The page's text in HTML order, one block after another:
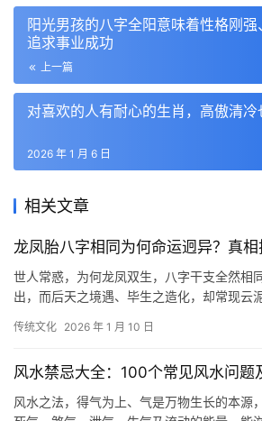
阳光男孩的八字全阳意味着性格刚
追求事业成功
上一篇
对喜欢的人有耐心的生肖，高傲清冷
2026 年 1 月 6 日
相关文章
龙凤胎八字相同为何命运迥异？真相
世人常惑，为何龙凤双生，八字干支全然相
出，而后天之境遇、毕生之造化，却常现云
传统文化 2026 年 1 月 10 日
风水禁忌大全：100个常见风水问题
风水之法，得气为上、气是万物生长的本源